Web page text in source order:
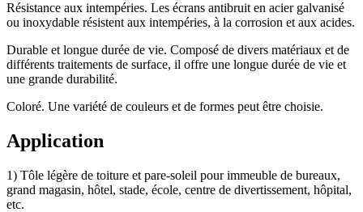
Résistance aux intempéries. Les écrans antibruit en acier galvanisé
ou inoxydable résistent aux intempéries, à la corrosion et aux acides.
Durable et longue durée de vie. Composé de divers matériaux et de
différents traitements de surface, il offre une longue durée de vie et
une grande durabilité.
Coloré. Une variété de couleurs et de formes peut être choisie.
Application
1) Tôle légère de toiture et pare-soleil pour immeuble de bureaux,
grand magasin, hôtel, stade, école, centre de divertissement, hôpital,
etc.